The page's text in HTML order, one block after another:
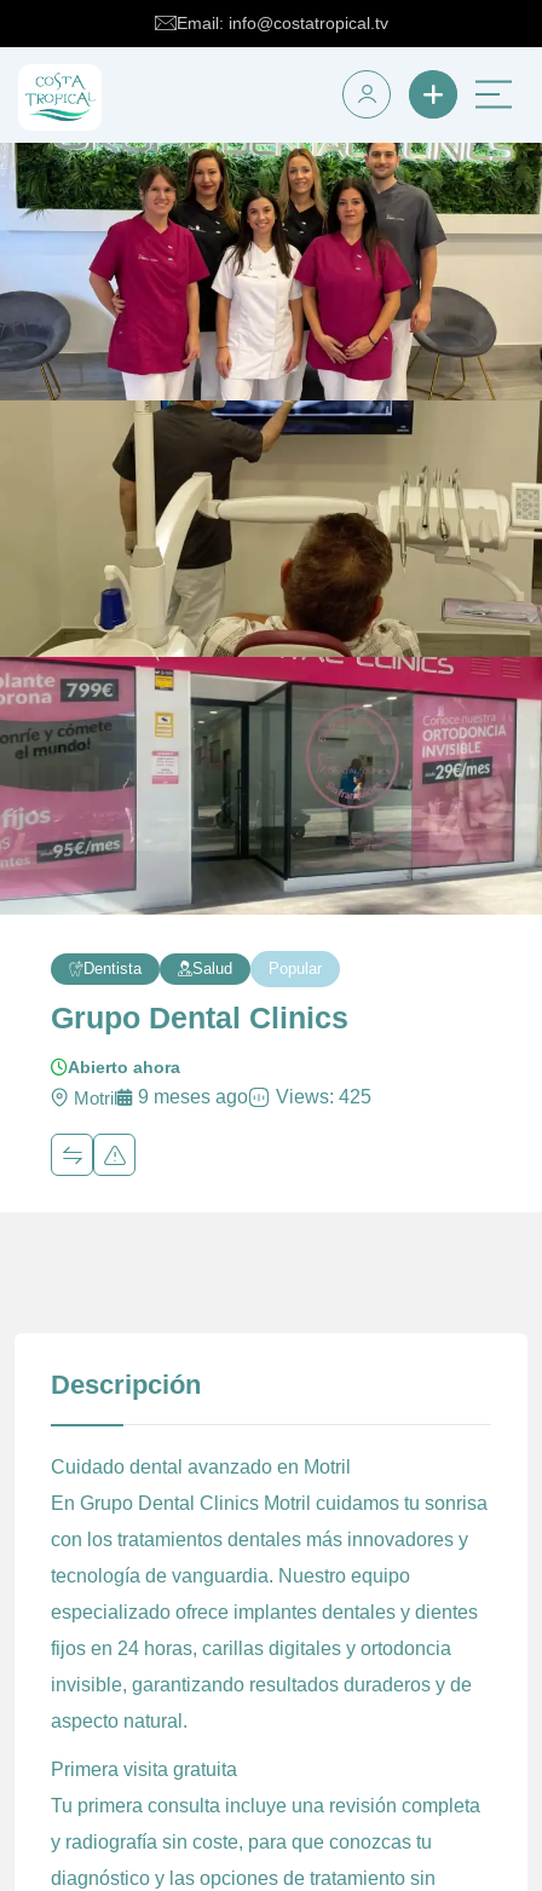
Email: info@costatropical.tv
Dentista Salud Popular
Grupo Dental Clinics
Abierto ahora
Motril 9 meses ago Views: 425
Descripción
Cuidado dental avanzado en Motril
En Grupo Dental Clinics Motril cuidamos tu sonrisa
con los tratamientos dentales más innovadores y
tecnología de vanguardia. Nuestro equipo
especializado ofrece implantes dentales y dientes
fijos en 24 horas, carillas digitales y ortodoncia
invisible, garantizando resultados duraderos y de
aspecto natural.
Primera visita gratuita
Tu primera consulta incluye una revisión completa
y radiografía sin coste, para que conozcas tu
diagnóstico y las opciones de tratamiento sin